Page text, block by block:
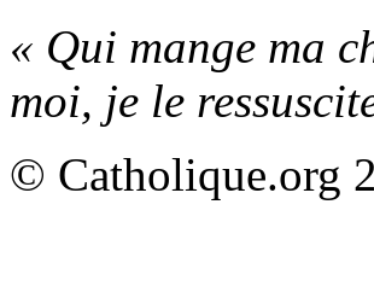
« Qui mange ma
moi, je le
© Catholique.org